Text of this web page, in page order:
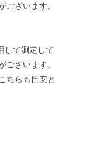
ございます。
して測定して
ございます。
ちらも目安と